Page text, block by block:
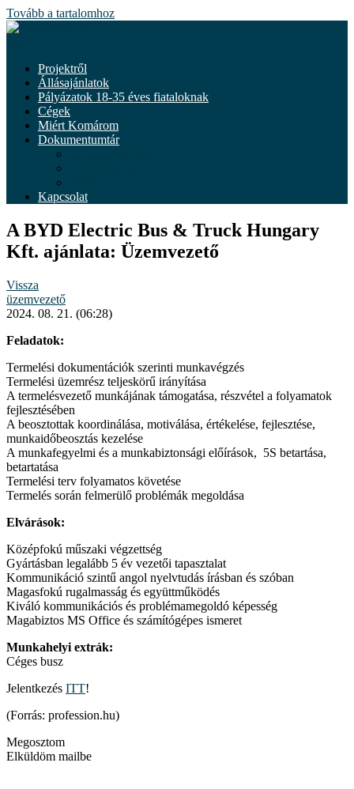
Tovább a tartalomhoz
Projektről
Állásajánlatok
Pályázatok 18-35 éves fiataloknak
Cégek
Miért Komárom
Dokumentumtár
Kapcsolat
A BYD Electric Bus & Truck Hungary
Kft. ajánlata: Üzemvezető
Vissza
üzemvezető
2024. 08. 21. (06:28)
Feladatok:
Termelési dokumentációk szerinti munkavégzés
Termelési üzemrész teljeskörű irányítása
A termelésvezető munkájának támogatása, részvétel a folyamatok
fejlesztésében
A beosztottak koordinálása, motiválása, értékelése, fejlesztése,
munkaidőbeosztás kezelése
A munkafegyelmi és a munkabiztonsági előírások, 5S betartása,
betartatása
Termelési terv folyamatos követése
Termelés során felmerülő problémák megoldása
Elvárások:
Középfokú műszaki végzettség
Gyártásban legalább 5 év vezetői tapasztalat
Kommunikáció szintű angol nyelvtudás írásban és szóban
Magasfokú rugalmasság és együttműködés
Kiváló kommunikációs és problémamegoldó képesség
Magabiztos MS Office és számítógépes ismeret
Munkahelyi extrák:
Céges busz
Jelentkezés ITT!
(Forrás: profession.hu)
Megosztom
Elküldöm mailbe